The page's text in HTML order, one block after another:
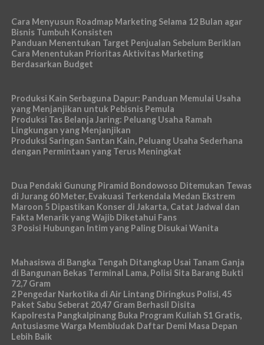
Cara Menyusun Roadmap Marketing Selama 12 Bulan agar
Bisnis Tumbuh Konsisten
Panduan Menentukan Target Penjualan Sebelum Beriklan
Cara Menentukan Prioritas Aktivitas Marketing
Berdasarkan Budget
Produksi Kain Serbaguna Dapur: Panduan Memulai Usaha
yang Menjanjikan untuk Pebisnis Pemula
Produksi Tas Belanja Jaring: Peluang Usaha Ramah
Lingkungan yang Menjanjikan
Produksi Saringan Santan Kain, Peluang Usaha Sederhana
dengan Permintaan yang Terus Meningkat
Dua Pendaki Gunung Piramid Bondowoso Ditemukan Tewas
di Jurang 60 Meter, Evakuasi Terkendala Medan Ekstrem
Maroon 5 Dipastikan Konser di Jakarta, Catat Jadwal dan
Fakta Menarik yang Wajib Diketahui Fans
3 Posisi Hubungan Intim yang Paling Disukai Wanita
Mahasiswa di Bangka Tengah Ditangkap Usai Tanam Ganja
di Bangunan Bekas Terminal Lama, Polisi Sita Barang Bukti
72,7 Gram
2 Pengedar Narkotika di Air Lintang Diringkus Polisi, 45
Paket Sabu Seberat 20,47 Gram Berhasil Disita
Kapolresta Pangkalpinang Buka Program Kuliah S1 Gratis,
Antusiasme Warga Membludak Daftar Demi Masa Depan
Lebih Baik